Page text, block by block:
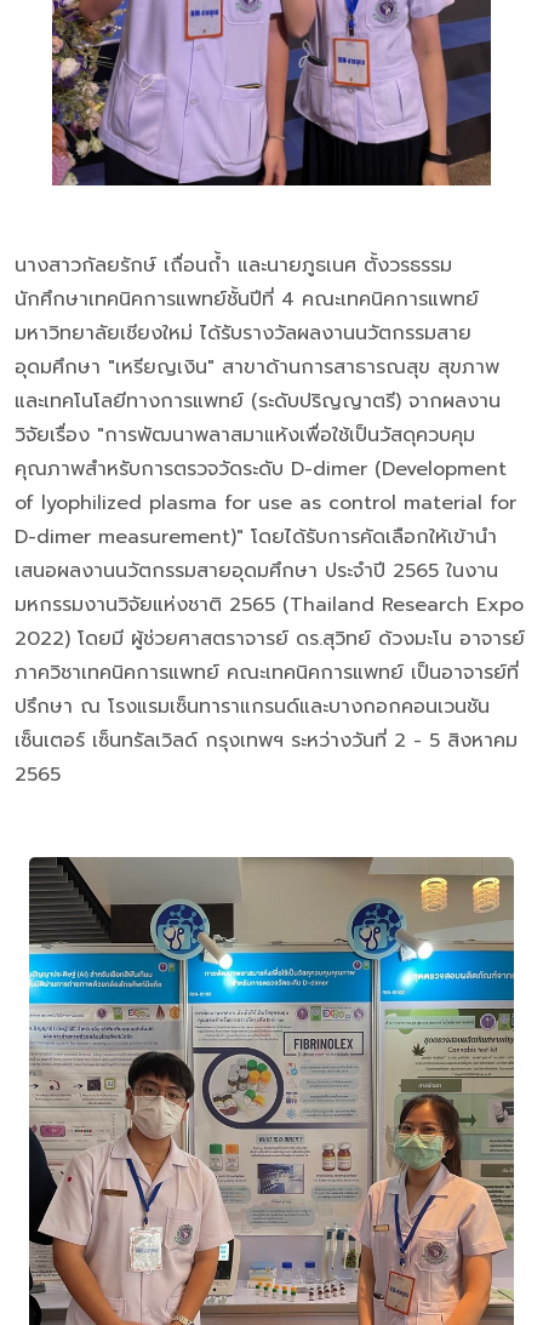
นางสาวกัลยรักษ์ เถื่อนถ้ำ และนายภูธเนศ ตั้งวรธรรม
นักศึกษาเทคนิคการแพทย์ชั้นปีที่ 4 คณะเทคนิคการแพทย์
มหาวิทยาลัยเชียงใหม่ ได้รับรางวัลผลงานนวัตกรรมสาย
อุดมศึกษา "เหรียญเงิน" สาขาด้านการสาธารณสุข สุขภาพ
และเทคโนโลยีทางการแพทย์ (ระดับปริญญาตรี) จากผลงาน
วิจัยเรื่อง "การพัฒนาพลาสมาแห้งเพื่อใช้เป็นวัสดุควบคุม
คุณภาพสำหรับการตรวจวัดระดับ D-dimer (Development
of lyophilized plasma for use as control material for
D-dimer measurement)" โดยได้รับการคัดเลือกให้เข้านำ
เสนอผลงานนวัตกรรมสายอุดมศึกษา ประจำปี 2565 ในงาน
มหกรรมงานวิจัยแห่งชาติ 2565 (Thailand Research Expo
2022) โดยมี ผู้ช่วยศาสตราจารย์ ดร.สุวิทย์ ด้วงมะโน อาจารย์
ภาควิชาเทคนิคการแพทย์ คณะเทคนิคการแพทย์ เป็นอาจารย์ที่
ปรึกษา ณ โรงแรมเซ็นทาราแกรนด์และบางกอกคอนเวนชัน
เซ็นเตอร์ เซ็นทรัลเวิลด์ กรุงเทพฯ ระหว่างวันที่ 2 - 5 สิงหาคม
2565